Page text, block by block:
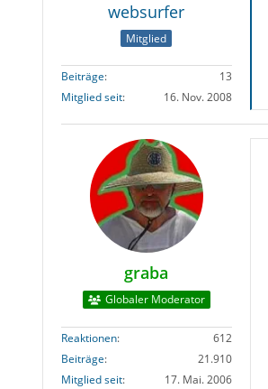
websurfer
Mitglied
Beiträge
13
Mitglied seit
16. Nov. 2008
graba
Globaler Moderator
Reaktionen
612
Beiträge
21.910
Mitglied seit
17. Mai. 2006